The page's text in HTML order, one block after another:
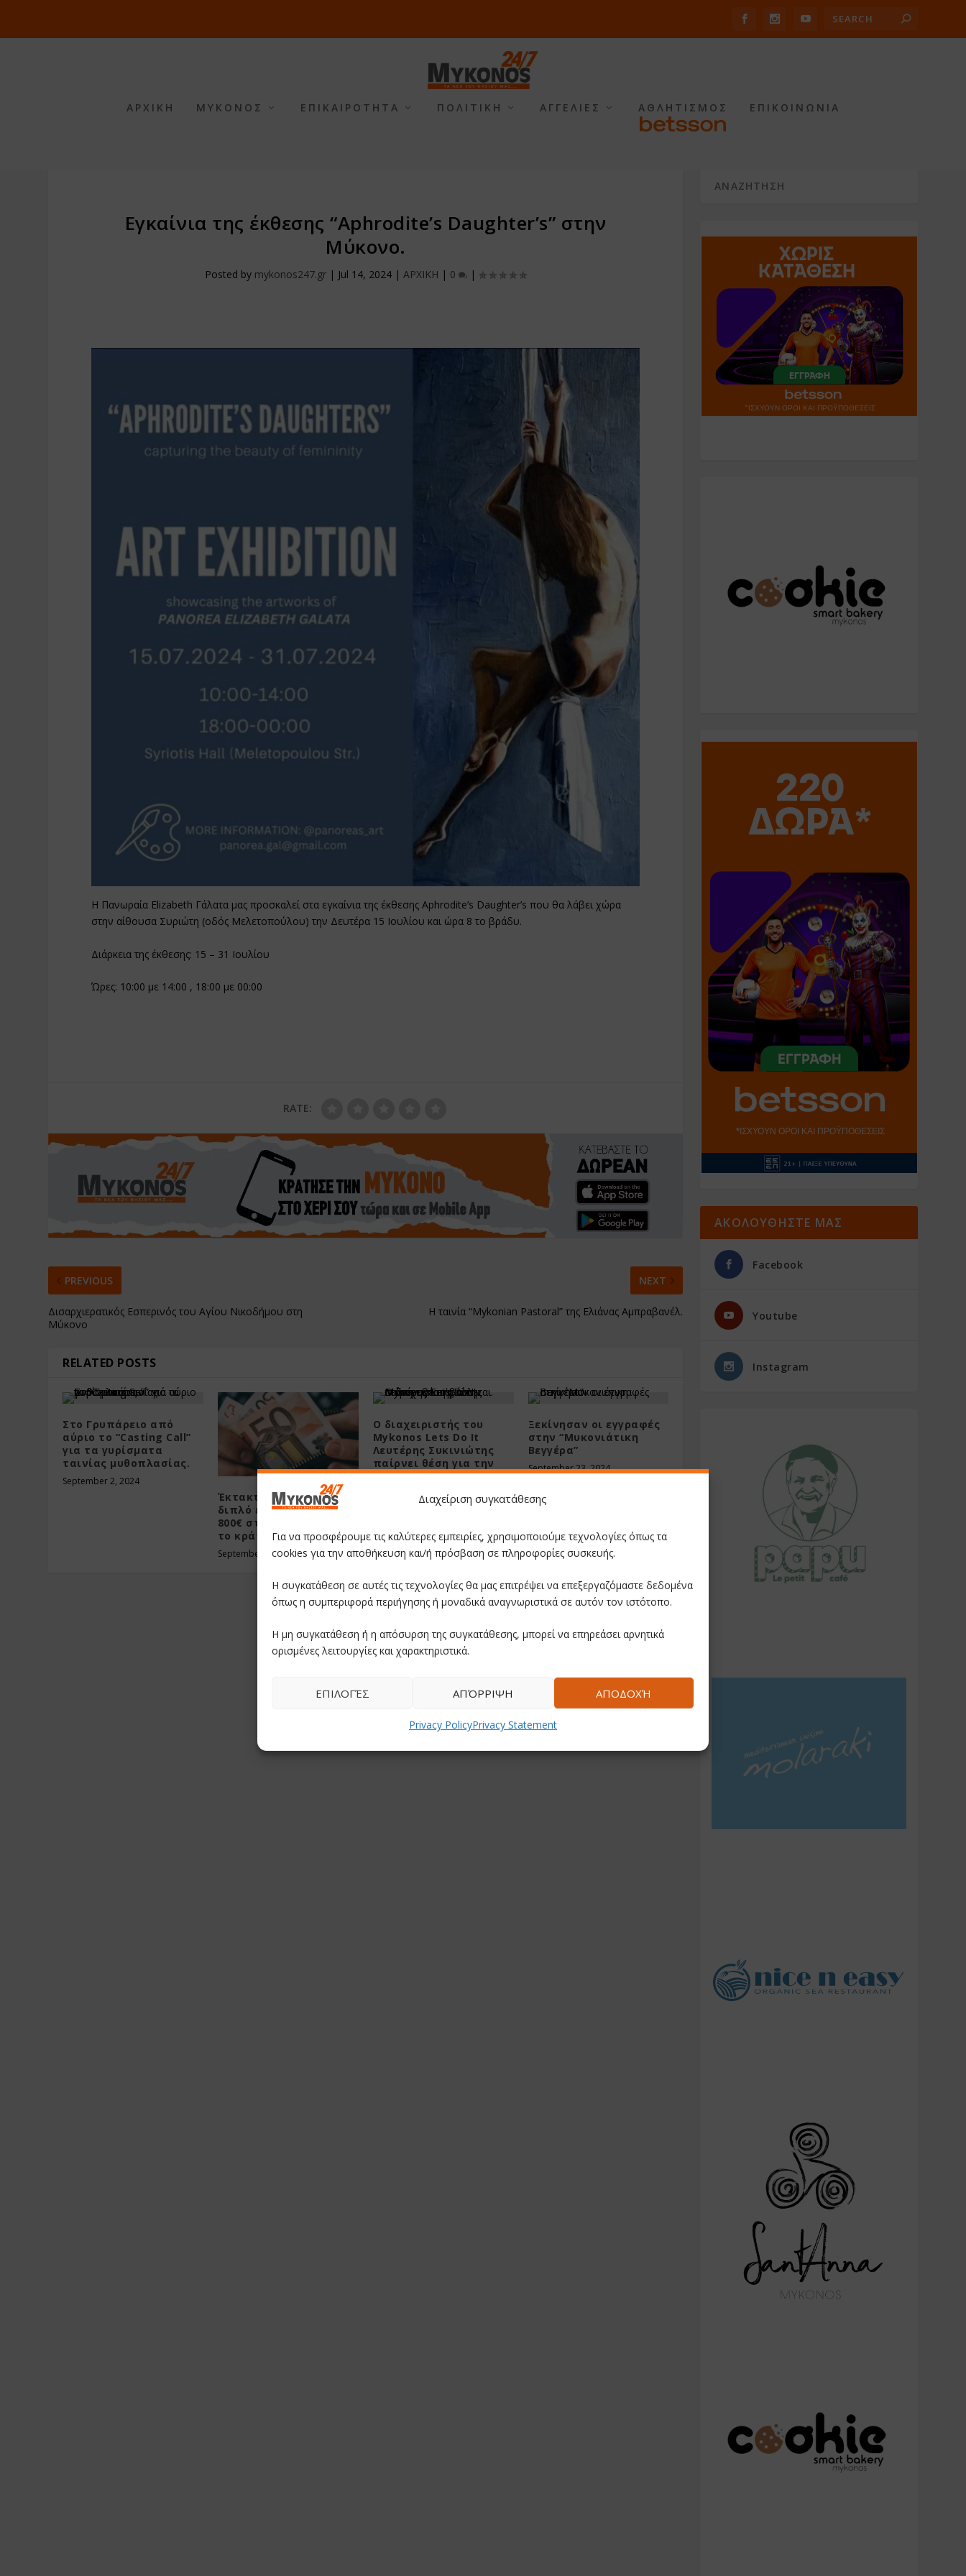
Διαχείριση συγκατάθεσης
Για να προσφέρουμε τις καλύτερες εμπειρίες, χρησιμοποιούμε τεχνολογίες όπως τα
cookies για την αποθήκευση και/ή πρόσβαση σε πληροφορίες συσκευής.
Η συγκατάθεση σε αυτές τις τεχνολογίες θα μας επιτρέψει να επεξεργαζόμαστε δεδομένα
όπως η συμπεριφορά περιήγησης ή μοναδικά αναγνωριστικά σε αυτόν τον ιστότοπο.
Η μη συγκατάθεση ή η απόσυρση της συγκατάθεσης, μπορεί να επηρεάσει αρνητικά
ορισμένες λειτουργίες και χαρακτηριστικά.
ΑΠΟΔΟΧΉ
ΑΠΌΡΡΙΨΗ
ΕΠΙΛΟΓΈΣ
Privacy PolicyPrivacy Statement
ΑΡΧΙΚΗ ΜΥΚΟΝΟΣ ΕΠΙΚΑΙΡΟΤΗΤΑ ΠΟΛΙΤΙΚΗ ΑΓΓΕΛΙΕΣ ΑΘΛΗΤΙΣΜΟΣ ΕΠΙΚΟΙΝΩΝΙΑ
Εγκαίνια της έκθεσης “Aphrodite’s Daughter’s” στην
Μύκονο.
Posted by mykonos247.gr | Jul 14, 2024 |ΑΡΧΙΚΗ | 0 |
Η Πανωραία Elizabeth Γάλατα μας προσκαλεί στα εγκαίνια της έκθεσης Aphrodite’s Daughter’s που θα λάβει χώρα
στην αίθουσα Συριώτη (οδός Μελετοπούλου) την Δευτέρα 15 Ιουλίου και ώρα 8 το βράδυ.
Διάρκεια της έκθεσης: 15 – 31 Ιουλίου
Ώρες: 10:00 με 14:00 , 18:00 με 00:00
RATE:
PREVIOUS
Δισαρχιερατικός Εσπερινός του Αγίου Νικοδήμου στη
Μύκονο
NEXT
Η ταινία “Mykonian Pastoral” της Ελιάνας Αμπραβανέλ.
RELATED POSTS
Στο Γρυπάρειο από
αύριο το “Casting Call”
για τα γυρίσματα
ταινίας μυθοπλασίας.
September 2, 2024
Έκτακτο αυτόματο
διπλό επίδομα 500€ και
800€ στο ΑΤΜ σας από
το κράτος
September 24, 2025
Ο διαχειριστής του
Mykonos Lets Do It
Λευτέρης Συκινιώτης
παίρνει θέση για την
Μύκονο που βάλλεται.
July 17, 2024
Ξεκίνησαν οι εγγραφές
στην “Μυκονιάτικη
Βεγγέρα”
September 23, 2024
ΑΚΟΛΟΥΘΗΣΤΕ ΜΑΣ
Facebook
Youtube
Instagram